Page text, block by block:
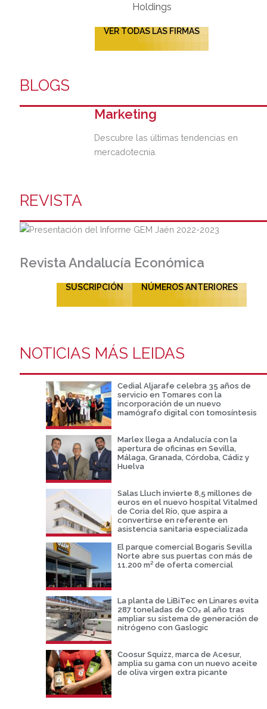
Holdings
VER TODAS LAS FIRMAS
BLOGS
Marketing
Descubre las últimas tendencias en
mercadotecnia.
REVISTA
Revista Andalucía Económica
SUSCRIPCIÓN NÚMEROS ANTERIORES
NOTICIAS MÁS LEIDAS
Cedial Aljarafe celebra 35 años de
servicio en Tomares con la
incorporación de un nuevo
mamógrafo digital con tomosíntesis
Marlex llega a Andalucía con la
apertura de oficinas en Sevilla,
Málaga, Granada, Córdoba, Cádiz y
Huelva
Salas Lluch invierte 8,5 millones de
euros en el nuevo hospital Vitalmed
de Coria del Río, que aspira a
convertirse en referente en
asistencia sanitaria especializada
El parque comercial Bogaris Sevilla
Norte abre sus puertas con más de
11.200 m² de oferta comercial
La planta de LiBiTec en Linares evita
287 toneladas de CO₂ al año tras
ampliar su sistema de generación de
nitrógeno con Gaslogic
Coosur Squizz, marca de Acesur,
amplia su gama con un nuevo aceite
de oliva virgen extra picante